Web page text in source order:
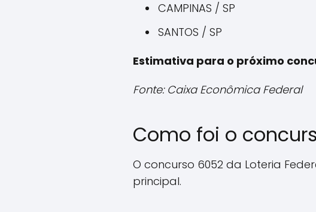
CAMPINAS / SP
SANTOS / SP
Estimativa para o próximo
Fonte: Caixa Econômica Federal
Como foi o
O concurso 6052 da Loteria
principal.